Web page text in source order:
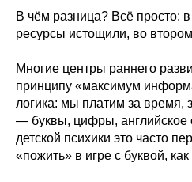
В чём разница? Всё просто:
ресурсы истощили, во
Многие центры раннего
принципу «максимум
логика: мы платим за время,
— буквы, цифры, английское
детской психики это часто
«пожить» в игре с буквой,